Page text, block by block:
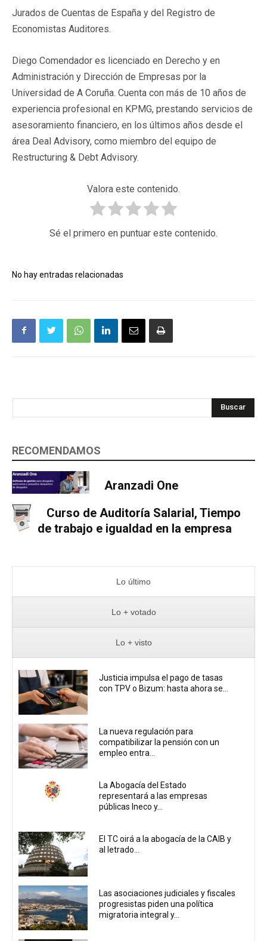
Jurados de Cuentas de España y del Registro de
Economistas Auditores.
Diego Comendador es licenciado en Derecho y en
Administración y Dirección de Empresas por la
Universidad de A Coruña. Cuenta con más de 10 años de
experiencia profesional en KPMG, prestando servicios de
asesoramiento financiero, en los últimos años desde el
área Deal Advisory, como miembro del equipo de
Restructuring & Debt Advisory.
Valora este contenido.
Sé el primero en puntuar este contenido.
No hay entradas relacionadas
Buscar
RECOMENDAMOS
Aranzadi One
Curso de Auditoría Salarial, Tiempo
de trabajo e igualdad en la empresa
Lo último
Lo + votado
Lo + visto
Justicia impulsa el pago de tasas
con TPV o Bizum: hasta ahora se...
La nueva regulación para
compatibilizar la pensión con un
empleo entra...
La Abogacía del Estado
representará a las empresas
públicas Ineco y...
El TC oirá a la abogacía de la CAIB y
al letrado...
Las asociaciones judiciales y fiscales
progresistas piden una política
migratoria integral y...